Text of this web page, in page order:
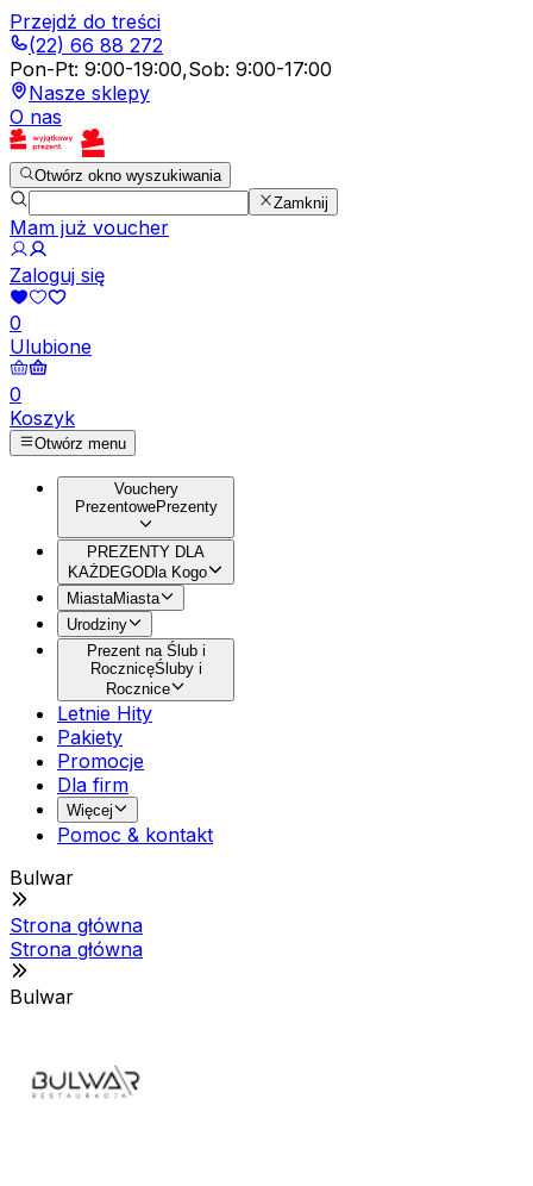
Przejdź do treści
(22) 66 88 272
Pon-Pt: 9:00-19:00,Sob: 9:00-17:00
Nasze sklepy
O nas
Otwórz okno wyszukiwania
Zamknij
Mam już voucher
Zaloguj się
0
Ulubione
0
Koszyk
Otwórz menu
Vouchery
PrezentowePrezenty
PREZENTY DLA
KAŻDEGODla Kogo
MiastaMiasta
Urodziny
Prezent na Ślub i
RocznicęŚluby i
Rocznice
Letnie Hity
Pakiety
Promocje
Dla firm
Więcej
Pomoc & kontakt
Bulwar
Strona główna
Strona główna
Bulwar